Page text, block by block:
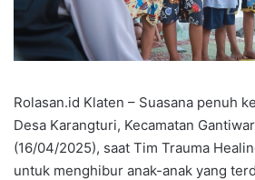
Rolasan.id Klaten – Suasana penuh
Desa Karangturi, Kecamatan
(16/04/2025), saat Tim Trauma
untuk menghibur anak-anak yang